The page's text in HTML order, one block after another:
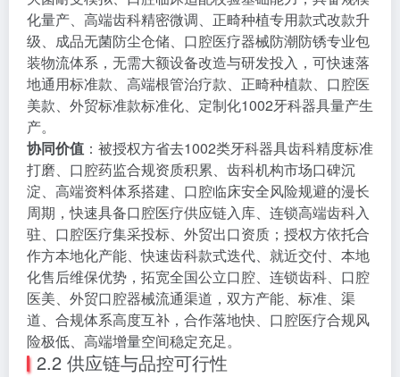
化量产、高端齿科精密微调、正畸种植专用款式改款升
级、成品无菌防尘仓储、口腔医疗器械防潮防锈专业包
装物流体系，无需大额设备改造与研发投入，可快速落
地通用标准款、高端根管治疗款、正畸种植款、口腔医
美款、外贸标准款标准化、定制化1002牙科器具量产生
产。
协同价值 ：被授权方省去1002类牙科器具齿科精度标准
打磨、口腔药监合规资质积累、齿科机构市场口碑沉
淀、高端资料体系搭建、口腔临床安全风险规避的漫长
周期，快速具备口腔医疗供应链入库、连锁高端齿科入
驻、口腔医疗集采投标、外贸出口资质；授权方依托合
作方本地化产能、快速齿科款式迭代、就近交付、本地
化售后维保优势，拓宽全国公立口腔、连锁齿科、口腔
医美、外贸口腔器械流通渠道，双方产能、标准、渠
道、合规体系高度互补，合作落地快、口腔医疗合规风
险极低、高端增量空间稳定充足。
2.2 供应链与品控可行性